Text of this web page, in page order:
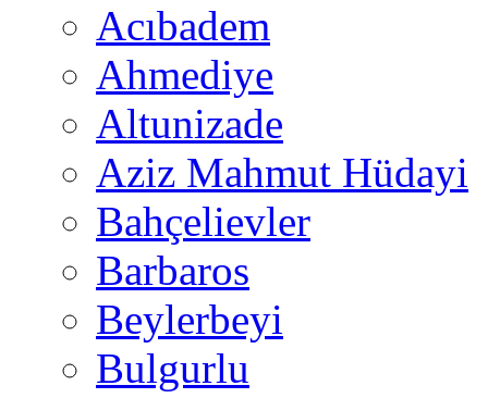
Acıbadem
Ahmediye
Altunizade
Aziz Mahmut Hüdayi
Bahçelievler
Barbaros
Beylerbeyi
Bulgurlu